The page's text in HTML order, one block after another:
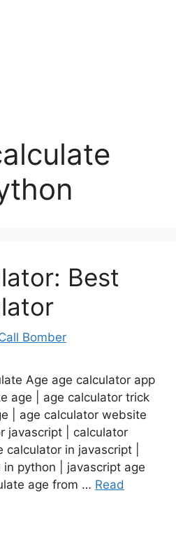
Best
Bomber
Age age calculator app
age | age calculator trick
| age calculator website
javascript | calculator
in javascript |
python | javascript age
age from … Read